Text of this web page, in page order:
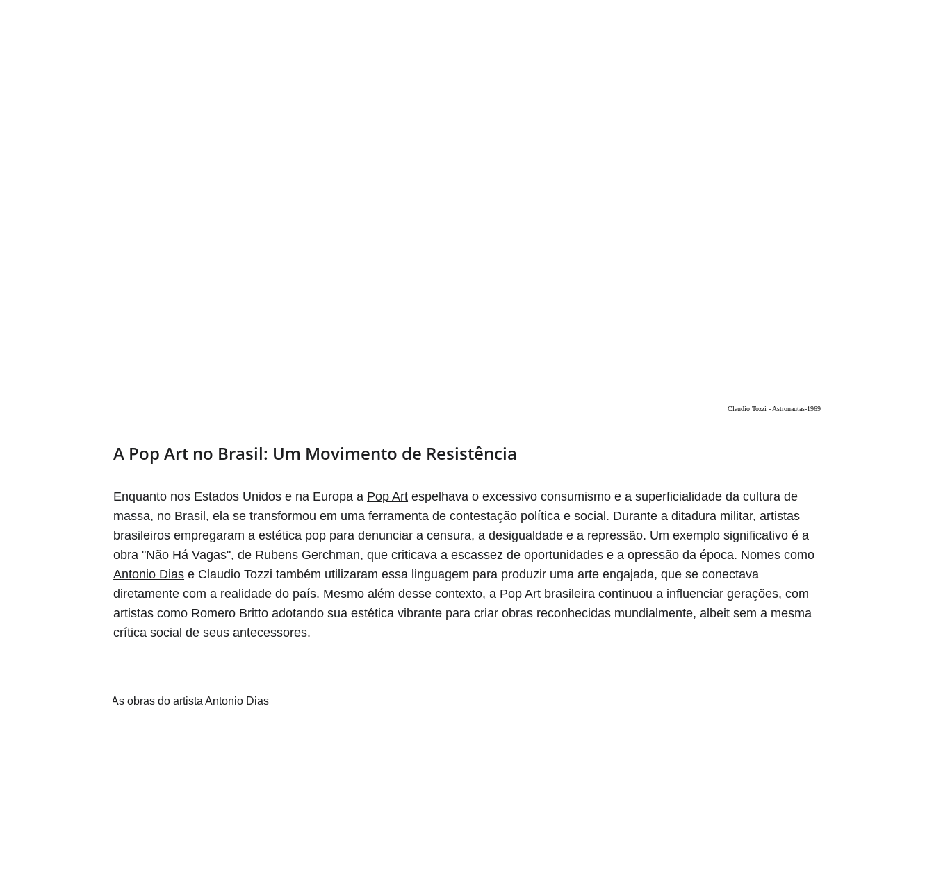
A Pop Art no Brasil: Um Movimento de Resistência
Enquanto nos Estados Unidos e na Europa a Pop Art espelhava o excessivo consumismo e a superficialidade da cultura de
massa, no Brasil, ela se transformou em uma ferramenta de contestação política e social. Durante a ditadura militar, artistas
brasileiros empregaram a estética pop para denunciar a censura, a desigualdade e a repressão. Um exemplo significativo é a
obra "Não Há Vagas", de Rubens Gerchman, que criticava a escassez de oportunidades e a opressão da época. Nomes como
Antonio Dias e Claudio Tozzi também utilizaram essa linguagem para produzir uma arte engajada, que se conectava
diretamente com a realidade do país. Mesmo além desse contexto, a Pop Art brasileira continuou a influenciar gerações, com
artistas como Romero Britto adotando sua estética vibrante para criar obras reconhecidas mundialmente, albeit sem a mesma
crítica social de seus antecessores.
Claudio Tozzi - Astronautas-1969